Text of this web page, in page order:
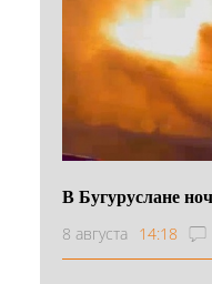
В Бугуруслане
8 августа 14:18